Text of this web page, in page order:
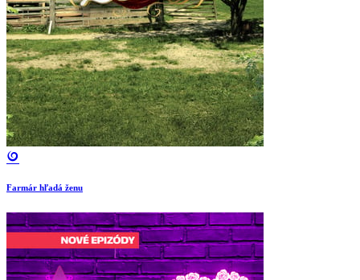
Farmár hľadá ženu